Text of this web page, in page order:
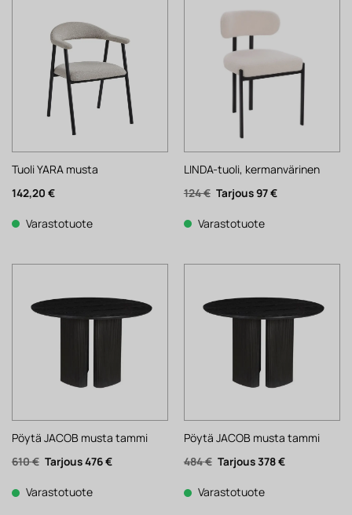
Tuoli YARA musta
142,20 €
Varastotuote
LINDA-tuoli, kermanvärinen
124€ Alkuperäinen
hinta
124 €.
97€Nykyinen
Varastotuote
Pöytä JACOB musta tammi
610€ Alkuperäinen
hinta
610 €.
476€Nykyinen
Varastotuote
Pöytä JACOB musta tammi
484€ Alkuperäinen
hinta
484 €.
378€Nykyinen
Varastotuote